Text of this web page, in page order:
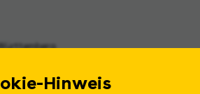
Hinweis